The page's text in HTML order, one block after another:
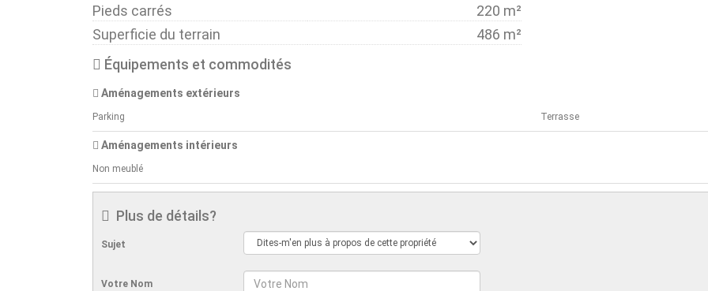
Pieds carrés
220 m²
Superficie du terrain
486 m²
Équipements et commodités
Aménagements extérieurs
Parking Terrasse
Aménagements intérieurs
Non meublé
Plus de détails?
Sujet
Votre Nom